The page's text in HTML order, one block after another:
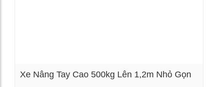
Xe Nâng Tay Cao 500kg Lên 1,2m Nhỏ Gọn